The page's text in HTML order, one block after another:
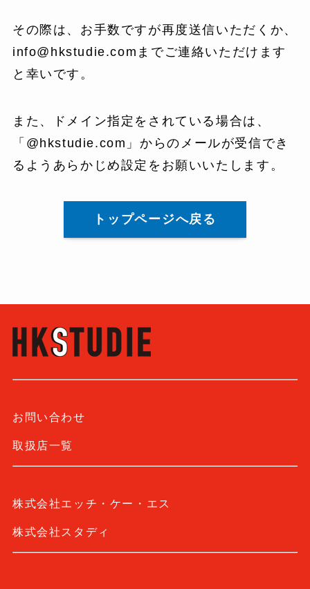
その際は、お手数ですが再度送信いただくか、
info@hkstudie.comまでご連絡いただけます
と幸いです。
また、ドメイン指定をされている場合は、
「@hkstudie.com」からのメールが受信でき
るようあらかじめ設定をお願いいたします。
トップページへ戻る
お問い合わせ
取扱店一覧
株式会社エッチ・ケー・エス
株式会社スタディ